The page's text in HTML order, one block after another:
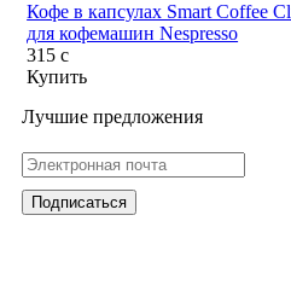
Кофе в капсулах Smart Coffee
для кофемашин Nespresso
315c
Купить
Лучшие предложения